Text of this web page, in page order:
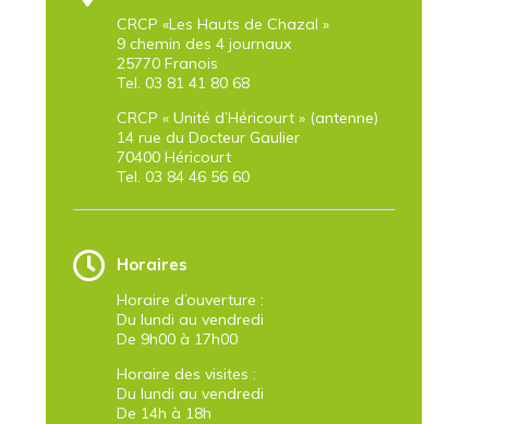
CRCP «Les Hauts de Chazal »
9 chemin des 4 journaux
25770 Franois
Tel. 03 81 41 80 68
CRCP « Unité d’Héricourt » (antenne)
14 rue du Docteur Gaulier
70400 Héricourt
Tel. 03 84 46 56 60
Horaires
Horaire d’ouverture :
Du lundi au vendredi
De 9h00 à 17h00
Horaire des visites :
Du lundi au vendredi
De 14h à 18h